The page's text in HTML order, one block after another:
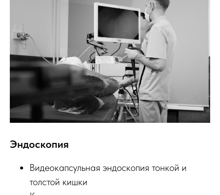
Эндоскопия
Видеокапсульная эндоскопия тонкой и
толстой кишки